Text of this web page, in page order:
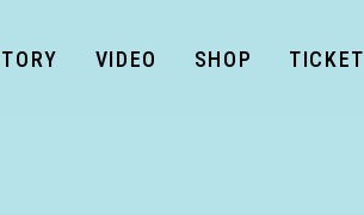
VIDEO SHOP TICKET